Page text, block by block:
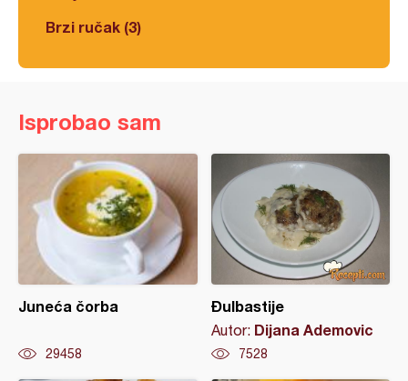
Brzi ručak (3)
Isprobao sam
Juneća čorba
29458
Đulbastije
Autor: Dijana Ademovic
7528